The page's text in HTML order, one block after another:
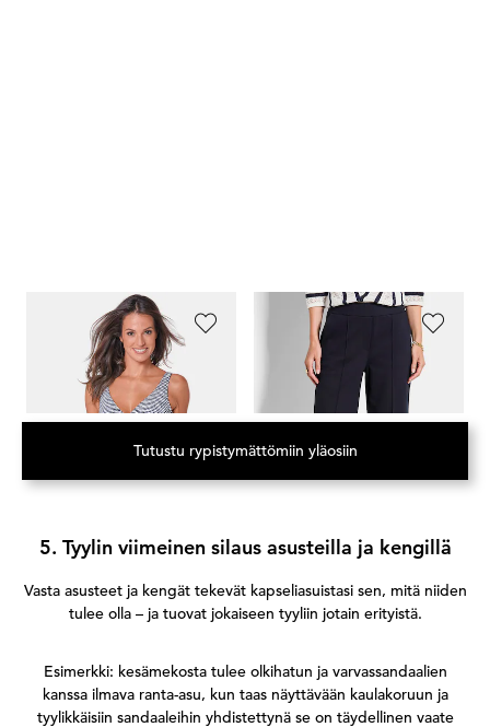
GOLDNER
Muotoileva, hameellinen uimapuku
189,95 €
GOLDNER
129,95 €
Tutustu rypistymättömiin yläosiin
(Avautuu uuteen välilehteen)
5. Tyylin viimeinen silaus asusteilla ja kengillä
Vasta asusteet ja kengät tekevät kapseliasuistasi sen, mitä niiden
tulee olla – ja tuovat jokaiseen tyyliin jotain erityistä.
Esimerkki: kesämekosta tulee olkihatun ja varvassandaalien
kanssa ilmava ranta-asu, kun taas näyttävään kaulakoruun ja
tyylikkäisiin sandaaleihin yhdistettynä se on täydellinen vaate